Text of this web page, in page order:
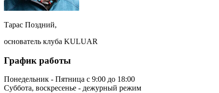
Тарас Поздний,
основатель клуба KULUAR
График работы
Понедельник - Пятница с 9:00 до 18:00
Суббота, воскресенье - дежурный режим